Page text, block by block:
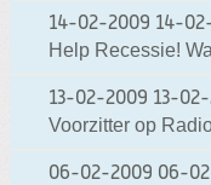
14-02-2009 14-
Help Recessie!
13-02-2009 13-
Voorzitter op
06-02-2009 06-